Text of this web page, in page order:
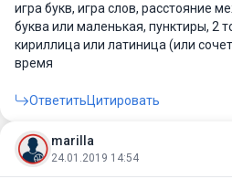
игра букв, игра слов, расстояние
буква или маленькая, пунктиры, 2
кириллица или латиница (или
время
ОтветитьЦитировать
marilla
24.01.2019 14:54